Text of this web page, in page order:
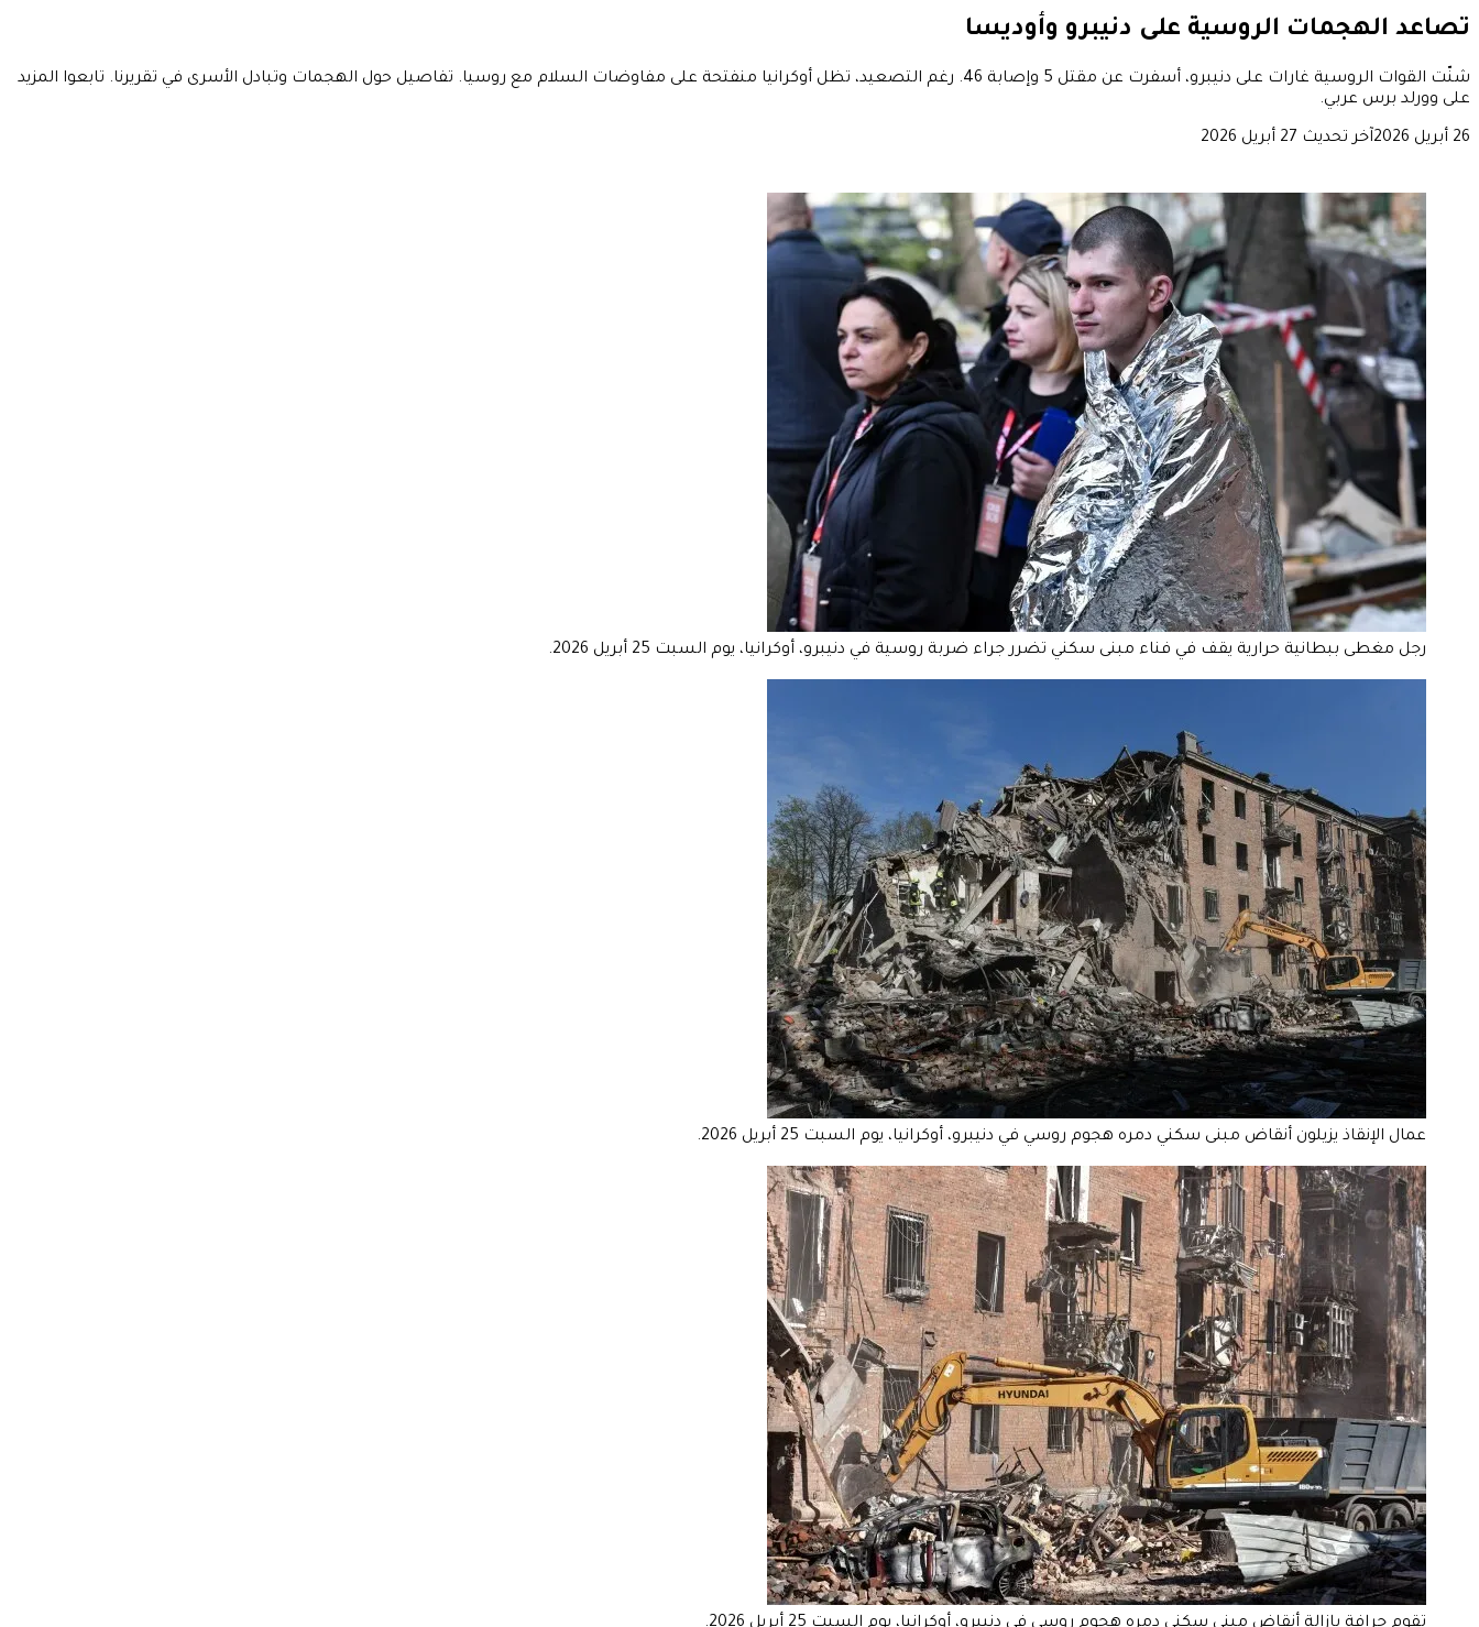
تصاعد الهجمات الروسية على دنيبرو وأوديسا
شنّت القوات الروسية غارات على دنيبرو، أسفرت عن مقتل 5 وإصابة 46. رغم التصعيد، تظل أوكرانيا منفتحة على مفاوضات السلام مع روسيا. تفاصيل حول الهجمات وتبادل الأسرى في تقريرنا. تابعوا المزيد
على وورلد برس عربي.
26 أبريل 2026 آخر تحديث 27 أبريل 2026
رجل مغطى ببطانية حرارية يقف في فناء مبنى سكني تضرر جراء ضربة روسية في دنيبرو، أوكرانيا، يوم السبت 25 أبريل 2026.
عمال الإنقاذ يزيلون أنقاض مبنى سكني دمره هجوم روسي في دنيبرو، أوكرانيا، يوم السبت 25 أبريل 2026.
تقوم جرافة بإزالة أنقاض مبنى سكني دمره هجوم روسي في دنيبرو، أوكرانيا، يوم السبت 25 أبريل 2026.